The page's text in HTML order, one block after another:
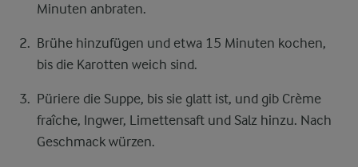
Minuten anbraten.
Brühe hinzufügen und etwa 15 Minuten kochen,
bis die Karotten weich sind.
Püriere die Suppe, bis sie glatt ist, und gib Crème
fraîche, Ingwer, Limettensaft und Salz hinzu. Nach
Geschmack würzen.